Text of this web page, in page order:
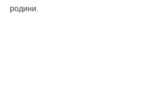
родини.